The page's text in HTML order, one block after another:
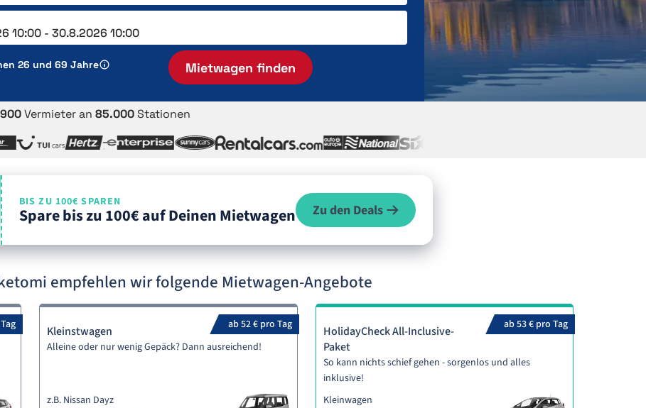
26 und 69 Jahre Mietwagen finden
900Vermieter an 85.000Stationen
BIS ZU 100€ SPAREN
Spare bis zu 100€ auf Deinen Mietwagen Zu den Deals
empfehlen wir folgende Mietwagen-Angebote
ab 52 € pro Tag
Kleinstwagen
Alleine oder nur wenig Gepäck? Dann ausreichend!
z.B. Nissan Dayz
ab 53 € pro Tag
HolidayCheck All-Inclusive-
Paket
So kann nichts schief gehen - sorgenlos und alles
inklusive!
Kleinwagen